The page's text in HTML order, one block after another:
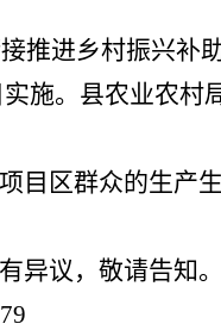
推进乡村振兴补
施。县农业农
目区群众的生产
异议，敬请告知。